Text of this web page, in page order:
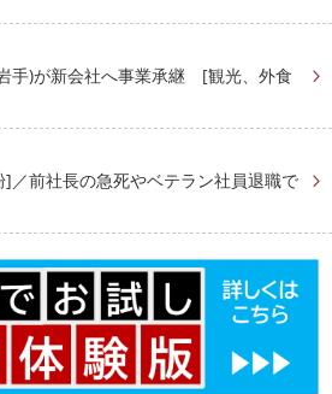
手)が新会社へ事業承継 [観光、外食
前社長の急死やベテラン社員退職で